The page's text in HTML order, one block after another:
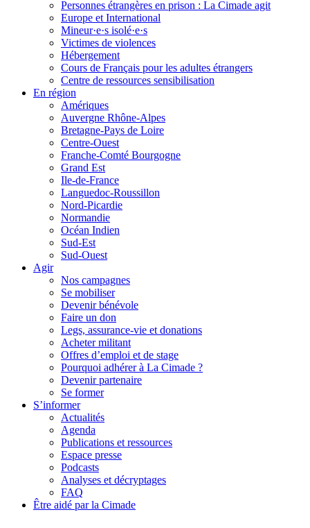
Personnes étrangères en prison : La Cimade agit
Europe et International
Mineur·e·s isolé·e·s
Victimes de violences
Hébergement
Cours de Français pour les adultes étrangers
Centre de ressources sensibilisation
En région
Amériques
Auvergne Rhône-Alpes
Bretagne-Pays de Loire
Centre-Ouest
Franche-Comté Bourgogne
Grand Est
Ile-de-France
Languedoc-Roussillon
Nord-Picardie
Normandie
Océan Indien
Sud-Est
Sud-Ouest
Agir
Nos campagnes
Se mobiliser
Devenir bénévole
Faire un don
Legs, assurance-vie et donations
Acheter militant
Offres d’emploi et de stage
Pourquoi adhérer à La Cimade ?
Devenir partenaire
Se former
S’informer
Actualités
Agenda
Publications et ressources
Espace presse
Podcasts
Analyses et décryptages
FAQ
Être aidé par la Cimade